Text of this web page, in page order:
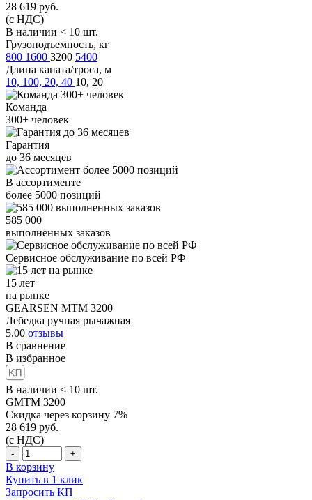
28 619 руб.
(с НДС)
В наличии < 10 шт.
Грузоподъемность, кг
800 1600 3200 5400
Длина каната/троса, м
10, 100, 20, 40 10, 20
Команда
300+ человек
Гарантия
до 36 месяцев
В ассортименте
более 5000 позиций
585 000
выполненных заказов
Сервисное обслуживание по всей РФ
15 лет
на рынке
GEARSEN MTM 3200
Лебедка ручная рычажная
5.00 отзывы
В сравнение
В избранное
В наличии < 10 шт.
GMTM 3200
Скидка через корзину 7%
28 619 руб.
(с НДС)
- +
В корзину
Купить в 1 клик
Запросить КП